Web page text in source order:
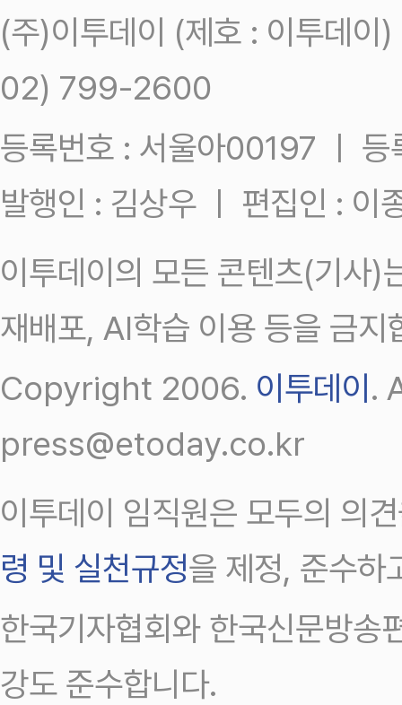
(주)이투데이 (제호 : 이투데
02) 799-2600
등록번호 : 서울아00197 ㅣ
발행인 : 김상우 ㅣ 편집인 : 이
이투데이의 모든 콘텐츠(기사)
재배포, AI학습 이용 등을 금지
Copyright 2006. 이투데이.
press@etoday.co.kr
이투데이 임직원은 모두의 의
령 및 실천규정을 제정, 준수하
한국기자협회와 한국신문방송
강도 준수합니다.